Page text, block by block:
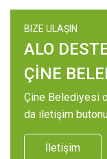
BIZE ULAŞIN
ALO
ÇİNE
Çine Belediyesi
da iletişim
İletişim